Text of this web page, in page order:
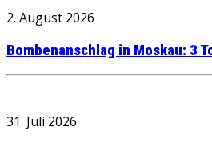
2. August 2026
Bombenanschlag in Moskau: 3
31. Juli 2026